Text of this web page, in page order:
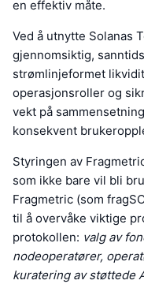
en effektiv måte.
Ved å utnytte Solanas
gjennomsiktig,
strømlinjeformet
operasjonsroller og
vekt på
konsekvent
Styringen av
som ikke bare vil bli
Fragmetric (som
til å overvåke viktige
protokollen: valg av
nodeoperatører,
kuratering av støttede